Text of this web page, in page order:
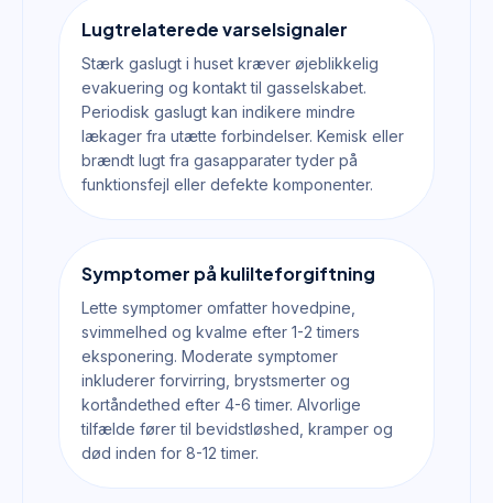
Lugtrelaterede varselsignaler
Stærk gaslugt i huset kræver øjeblikkelig
evakuering og kontakt til gasselskabet.
Periodisk gaslugt kan indikere mindre
lækager fra utætte forbindelser. Kemisk eller
brændt lugt fra gasapparater tyder på
funktionsfejl eller defekte komponenter.
Symptomer på kulilteforgiftning
Lette symptomer omfatter hovedpine,
svimmelhed og kvalme efter 1-2 timers
eksponering. Moderate symptomer
inkluderer forvirring, brystsmerter og
kortåndethed efter 4-6 timer. Alvorlige
tilfælde fører til bevidstløshed, kramper og
død inden for 8-12 timer.